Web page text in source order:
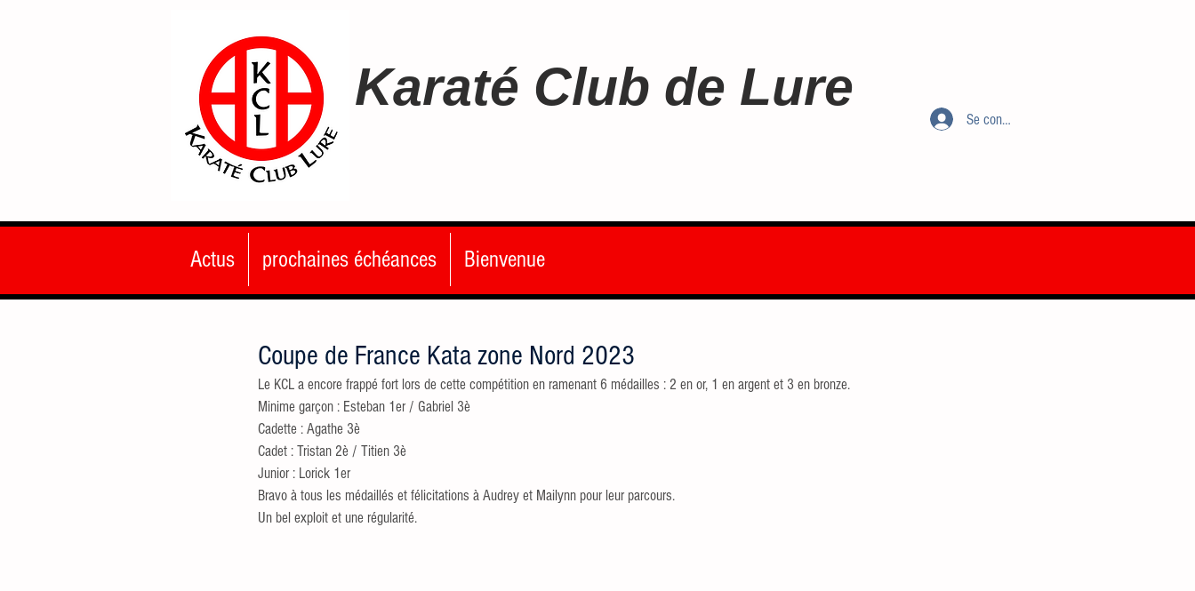
Karaté Club de Lure
Se connecter
Actus prochaines échéances Bienvenue
Coupe de France Kata zone Nord 2023
Le KCL a encore frappé fort lors de cette compétition en ramenant 6 médailles : 2 en or, 1 en argent et 3 en bronze.
Minime garçon : Esteban 1er / Gabriel 3è
Cadette : Agathe 3è
Cadet : Tristan 2è / Titien 3è
Junior : Lorick 1er
Bravo à tous les médaillés et félicitations à Audrey et Mailynn pour leur parcours.
Un bel exploit et une régularité.